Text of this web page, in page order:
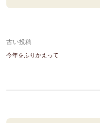
投
ゲ
古い投稿
今年をふりかえって